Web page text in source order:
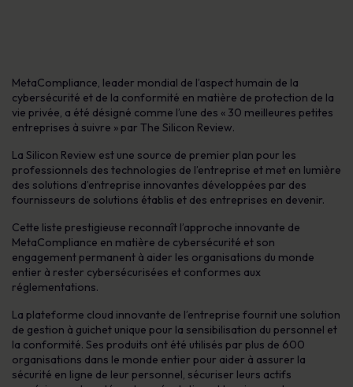
MetaCompliance, leader mondial de l’aspect humain de la
cybersécurité et de la conformité en matière de protection de la
vie privée, a été désigné comme l’une des « 30 meilleures petites
entreprises à suivre » par The Silicon Review.
La Silicon Review est une source de premier plan pour les
professionnels des technologies de l’entreprise et met en lumière
des solutions d’entreprise innovantes développées par des
fournisseurs de solutions établis et des entreprises en devenir.
Cette liste prestigieuse reconnaît l’approche innovante de
MetaCompliance en matière de cybersécurité et son
engagement permanent à aider les organisations du monde
entier à rester cybersécurisées et conformes aux
réglementations.
La plateforme cloud innovante de l’entreprise fournit une solution
de gestion à guichet unique pour la sensibilisation du personnel et
la conformité. Ses produits ont été utilisés par plus de 600
organisations dans le monde entier pour aider à assurer la
sécurité en ligne de leur personnel, sécuriser leurs actifs